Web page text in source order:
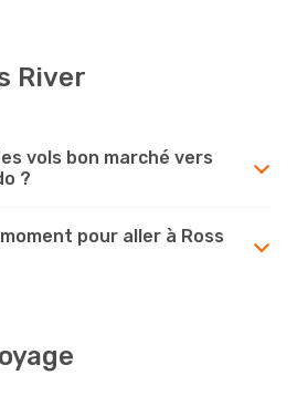
River
vols bon marché vers
?
pour aller à Ross